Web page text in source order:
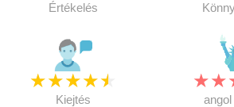
Értékelés
★★★★★
Kiejtés
★★